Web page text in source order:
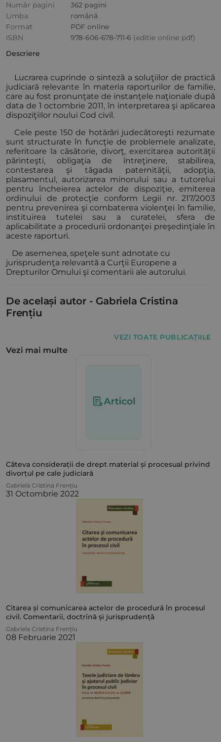
Număr pagini
362 pagini
Limba
română
Format
PDF online
ISBN
978-606-678-711-6 (editie online pdf)
Descriere
Lucrarea cuprinde o sinteză a soluţiilor de practică
judiciară relevante în materia raporturilor de familie,
care au fost pronunţate de instanţele naţionale după
data de 1 octombrie 2011, în interpretarea şi aplicarea
dispoziţiilor noului Cod civil.
Cele peste 150 de hotărâri judecătoreşti rezumate
sunt structurate în funcţie de problemele analizate,
referitoare la căsătorie, divorţ, exercitarea autorităţii
părinteşti, obligaţia de întreţinere, stabilirea,
contestarea şi tăgada paternităţii, adopţia,
plasamentul, autorizarea minorului sau a tutorelui
pentru încheierea actelor de dispoziţie, emiterea
ordinului de protecţie conform Legii nr. 217/2003
pentru prevenirea şi combaterea violenţei în familie,
instituirea tutelei sau a curatelei, sfera de
aplicabilitate a procedurii ordonanţei preşedinţiale în
aceste raporturi.
De asemenea, speţele sunt adnotate cu
jurisprudenţa relevantă a Curţii Europene a
Drepturilor Omului şi comentarii ale autorului.
De același autor - Gabriela Cristina
Frențiu
VEZI TOATE PUBLICAȚIILE
Vezi mai multe
Câteva considerații de drept material și procesual privind
divorțul pe cale judiciară
Gabriela Cristina Frențiu
31 Octombrie 2022
Citarea și comunicarea actelor de procedură în procesul
civil. Comentarii, doctrină și jurisprudență
Gabriela Cristina Frențiu
08 Februarie 2021